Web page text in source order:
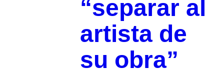
“separar al
artista de
su obra”